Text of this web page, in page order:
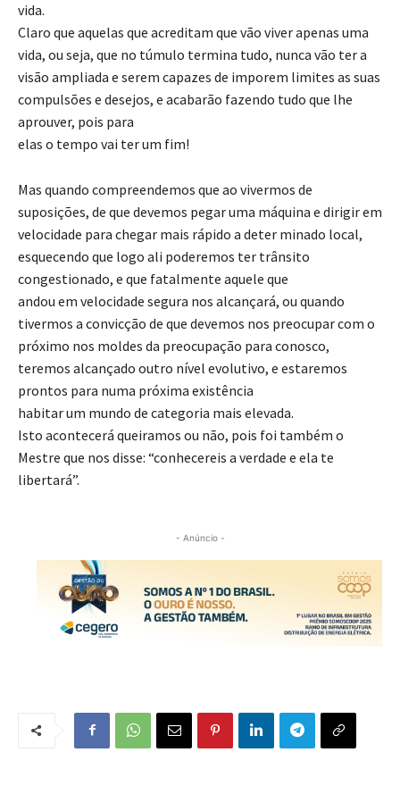
vida.
Claro que aquelas que acreditam que vão viver apenas uma
vida, ou seja, que no túmulo termina tudo, nunca vão ter a
visão ampliada e serem capazes de imporem limites as suas
compulsões e desejos, e acabarão fazendo tudo que lhe
aprouver, pois para
elas o tempo vai ter um fim!
Mas quando compreendemos que ao vivermos de
suposições, de que devemos pegar uma máquina e dirigir em
velocidade para chegar mais rápido a deter minado local,
esquecendo que logo ali poderemos ter trânsito
congestionado, e que fatalmente aquele que
andou em velocidade segura nos alcançará, ou quando
tivermos a convicção de que devemos nos preocupar com o
próximo nos moldes da preocupação para conosco,
teremos alcançado outro nível evolutivo, e estaremos
prontos para numa próxima existência
habitar um mundo de categoria mais elevada.
Isto acontecerá queiramos ou não, pois foi também o
Mestre que nos disse: “conhecereis a verdade e ela te
libertará”.
- Anúncio -